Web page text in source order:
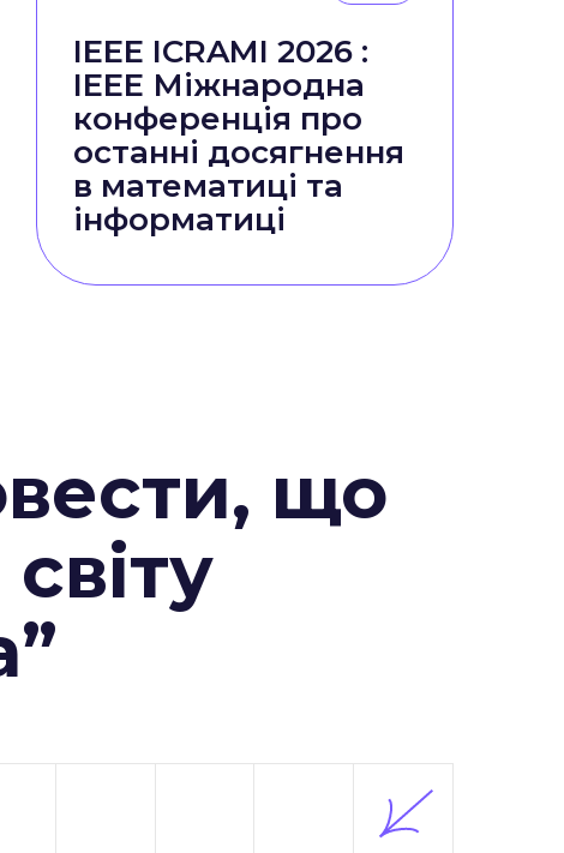
IEEE ICRAMI 2026 :
IEEE Міжнародна
конференція про
останні досягнення
в математиці та
інформатиці
що